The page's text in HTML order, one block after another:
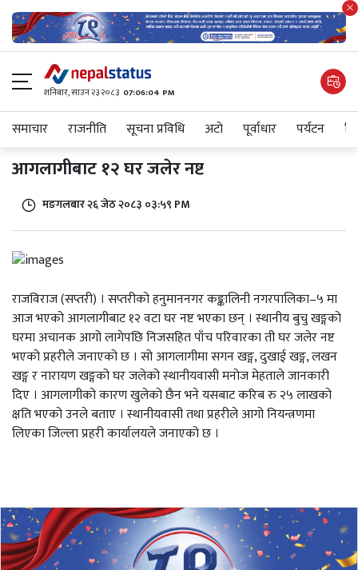
शनिबार, साउन २३ २०८३ 07:06:04 PM
समाचार राजनीति सूचना प्रविधि अटाे पूर्वाधार पर्यटन
आगलागीबाट १२ घर जलेर नष्ट
मङगलबार २६ जेठ २०८३ ०३:५९ PM
राजविराज (सप्तरी) । सप्तरीको हनुमाननगर कङ्कालिनी नगरपालिका–५ मा
आज भएको आगलागीबाट १२ वटा घर नष्ट भएका छन् । स्थानीय बुचु खङ्गको
घरमा अचानक आगो लागेपछि निजसहित पाँच परिवारका ती घर जलेर नष्ट
भएको प्रहरीले जनाएको छ । सो आगलागीमा सगन खङ्ग, दुखाई खङ्ग, लखन
खङ्ग र नारायण खङ्गको घर जलेको स्थानीयवासी मनोज मेहताले जानकारी
दिए । आगलागीको कारण खुलेको छैन भने यसबाट करिब रु २५ लाखको
क्षति भएको उनले बताए । स्थानीयवासी तथा प्रहरीले आगो नियन्त्रणमा
लिएका जिल्ला प्रहरी कार्यालयले जनाएको छ ।